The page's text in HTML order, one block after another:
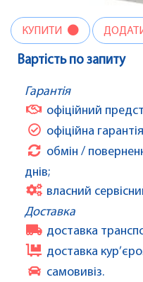
КУПИТИ
Вартість по запиту
Гарантія
офіційний
офіційна
обмін /
днів;
власний
Доставка
доставка
доставка
самовивіз.